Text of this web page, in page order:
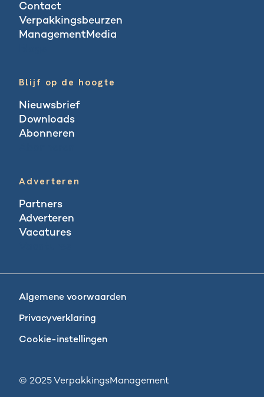
Contact
Verpakkingsbeurzen
ManagementMedia
Blijf op de hoogte
Nieuwsbrief
Downloads
Abonneren
Adverteren
Partners
Adverteren
Vacatures
Algemene voorwaarden
Privacyverklaring
Cookie-instellingen
© 2025 VerpakkingsManagement